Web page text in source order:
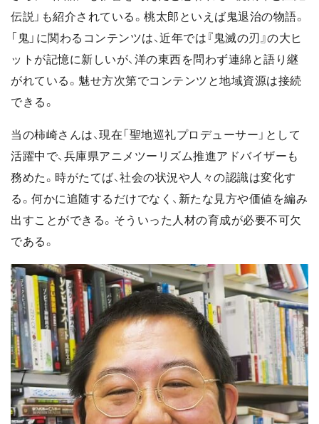
伝説」も紹介されている。桃太郎といえば鬼退治の物語。
「鬼」に関わるコンテンツは、近年では『鬼滅の刃』の大ヒ
ットが記憶に新しいが、洋の東西を問わず連綿と語り継
がれている。魅せ方次第でコンテンツと地域資源は接続
できる。
当の柿崎さんは、現在「聖地巡礼プロデューサー」として
活躍中で、兵庫県アニメツーリズム推進アドバイザーも
務めた。時がたてば、社会の状況や人々の認識は変化す
る。何かに追随するだけでなく、新たな見方や価値を編み
出すことができる。そういった人材の育成が必要不可欠
である。